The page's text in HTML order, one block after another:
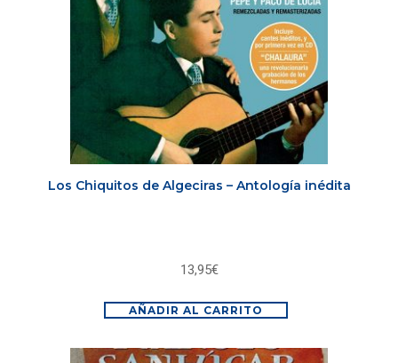
Los Chiquitos de Algeciras – Antología inédita
13,95€
AÑADIR AL CARRITO